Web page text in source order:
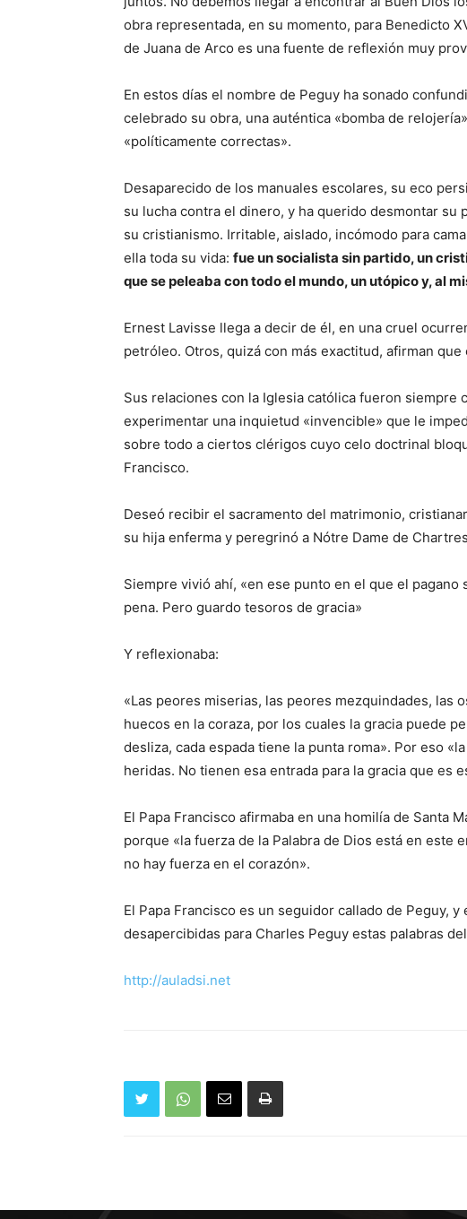
obra representada, en su momento, para Benedicto
de Juana de Arco es una fuente de reflexión muy
En estos días el nombre de Peguy ha sonado
celebrado su obra, una auténtica «bomba de
«políticamente correctas».
Desaparecido de los manuales escolares, su eco
su lucha contra el dinero, y ha querido desmontar
su cristianismo. Irritable, aislado, incómodo para
ella toda su vida: fue un socialista sin partido, un
que se peleaba con todo el mundo, un utópico y, al
Ernest Lavisse llega a decir de él, en una cruel
petróleo. Otros, quizá con más exactitud, afirman
Sus relaciones con la Iglesia católica fueron siempre
experimentar una inquietud «invencible» que le
sobre todo a ciertos clérigos cuyo celo doctrinal
Francisco.
Deseó recibir el sacramento del matrimonio,
su hija enferma y peregrinó a Nótre Dame de
Siempre vivió ahí, «en ese punto en el que el
pena. Pero guardo tesoros de gracia»
Y reflexionaba:
«Las peores miserias, las peores mezquindades, las
huecos en la coraza, por los cuales la gracia puede
desliza, cada espada tiene la punta roma». Por eso
heridas. No tienen esa entrada para la gracia que es
El Papa Francisco afirmaba en una homilía de Santa
porque «la fuerza de la Palabra de Dios está en este
no hay fuerza en el corazón».
El Papa Francisco es un seguidor callado de Peguy,
desapercibidas para Charles Peguy estas palabras
http://auladsi.net